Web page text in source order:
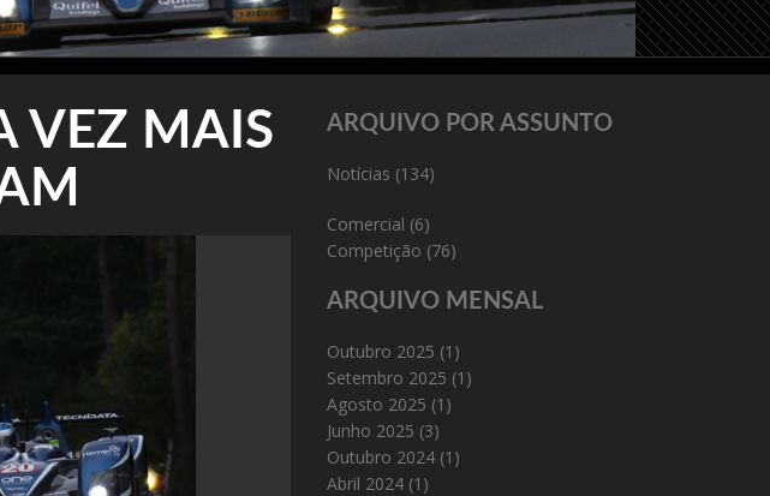
VEZ MAIS
ARQUIVO POR ASSUNTO
Notícias (134)
Comercial (6)
Competição (76)
ARQUIVO MENSAL
Outubro 2025 (1)
Setembro 2025 (1)
Agosto 2025 (1)
Junho 2025 (3)
Outubro 2024(1)
Abril 2024(1)